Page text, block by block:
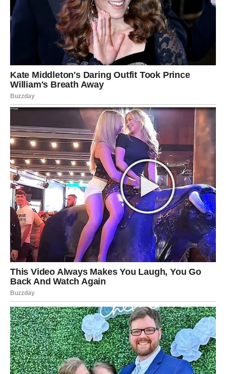
Pred vama su veoma lijepi trenuci.
JARAC
Jarčevi konačno prestaju skrivati ono što osjećaju.
Jedan razgovor ili susret mogli bi vam potpuno
promijeniti pogled na ljubav.
Srce konačno govori glasnije od razuma
Pred vama su veoma važni emotivni trenuci.
VODOLIJA
Zvijezde vam donose neočekivanu ljubavnu priču koja
potpuno mijenja vaše planove.
Jedna osoba sada zauzima posebno mjesto u vašem
srcu.
Sudbina vam otvara vrata ljubavi
Pred vama su veoma posebni trenuci.
RIBE
Ribe će u naredna 72 sata doživjeti emotivan trenutak koji